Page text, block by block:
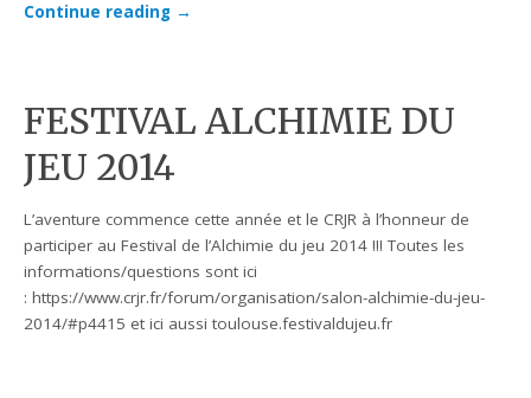
Continue reading →
FESTIVAL ALCHIMIE DU
JEU 2014
L’aventure commence cette année et le CRJR à l’honneur de
participer au Festival de l’Alchimie du jeu 2014 !!! Toutes les
informations/questions sont ici
: https://www.crjr.fr/forum/organisation/salon-alchimie-du-jeu-
2014/#p4415 et ici aussi toulouse.festivaldujeu.fr